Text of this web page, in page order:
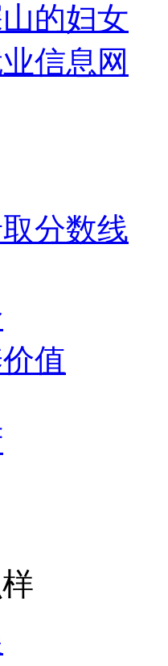
的妇女
信息网
分数线
值